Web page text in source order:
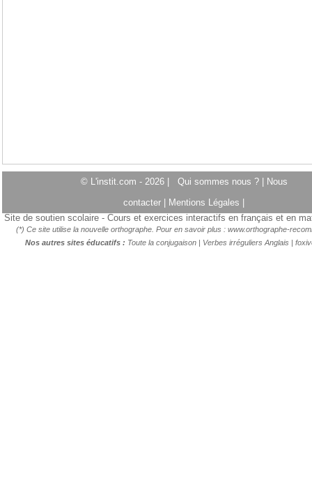
© L'instit.com - 2026 | Qui sommes nous ? Nous
contacter Mentions Légales
Site de soutien scolaire - Cours et exercices interactifs en français et en
(*) Ce site utilise la nouvelle orthographe. Pour en savoir plus : www.orthographe-
Nos autres sites éducatifs : Toute la conjugaison| Verbes irréguliers Anglais |